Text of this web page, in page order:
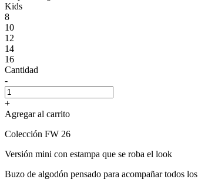
Kids
8
10
12
14
16
Cantidad
-
+
Agregar al carrito
Colección FW 26
Versión mini con estampa que se roba el look
Buzo de algodón pensado para acompañar todos